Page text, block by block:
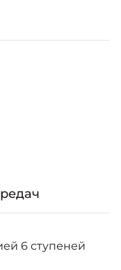
седан
6 ступеней